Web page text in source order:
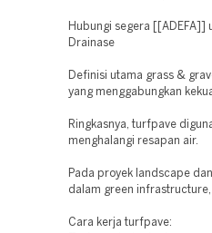
Hubungi segera [[ADEFA]]
Drainase
Definisi utama grass &
yang menggabungkan
Ringkasnya, turfpave
menghalangi resapan air.
Pada proyek landscape
dalam green
Cara kerja turfpave: